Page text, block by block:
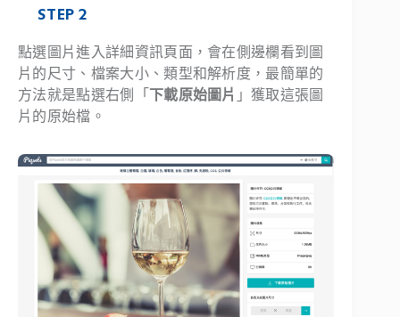
STEP 2
點選圖片進入詳細資訊頁面，會在側邊欄看到圖
片的尺寸、檔案大小、類型和解析度，最簡單的
方法就是點選右側「 下載原始圖片 」獲取這張圖
片的原始檔。